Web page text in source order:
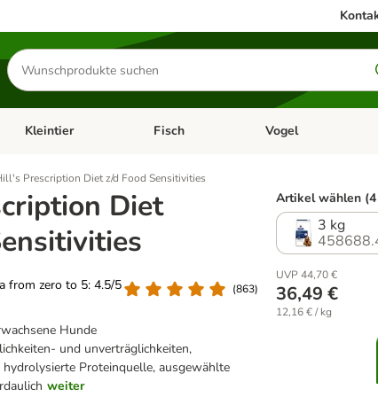
Produkte
suchen
& Zubehör
Kategorie-Menü öffnen: Hundefutter & Zubehör
Kleintier Kategorie-Menü öffnen: Kleintier
Fisch Kategorie-Menü
Vogel
Prescription Diet z/d Food Sensitivities
Diet
from zero to 5: 4.5/5
(863)
Hunde
und unverträglichkeiten,
hydrolysierte Proteinquelle, ausgewählte
weiter
Artikel wählen
3 kg
UVP 44,70 €
36,49 €
12,16 € / kg